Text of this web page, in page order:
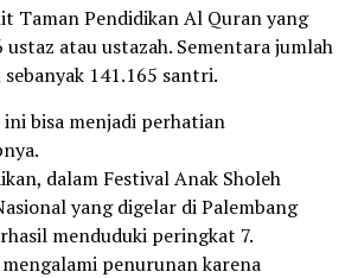
Taman Pendidikan Al Quran yang
ustaz atau ustazah. Sementara jumlah
141.165 santri.
bisa menjadi perhatian
dalam Festival Anak Sholeh
yang digelar di Palembang
menduduki peringkat 7.
penurunan karena